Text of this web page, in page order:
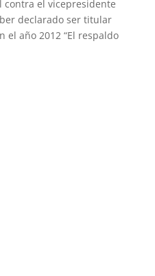
contra el vicepresidente
declarado ser titular
el año 2012 “El respaldo